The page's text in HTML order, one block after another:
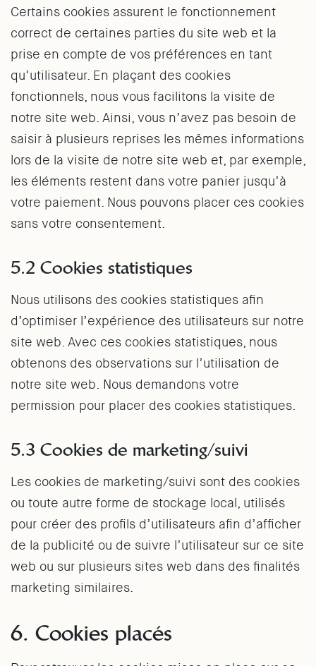
Certains cookies assurent le fonctionnement
correct de certaines parties du site web et la
prise en compte de vos préférences en tant
qu’utilisateur. En plaçant des cookies
fonctionnels, nous vous facilitons la visite de
notre site web. Ainsi, vous n’avez pas besoin de
saisir à plusieurs reprises les mêmes informations
lors de la visite de notre site web et, par exemple,
les éléments restent dans votre panier jusqu’à
votre paiement. Nous pouvons placer ces cookies
sans votre consentement.
5.2 Cookies statistiques
Nous utilisons des cookies statistiques afin
d’optimiser l’expérience des utilisateurs sur notre
site web. Avec ces cookies statistiques, nous
obtenons des observations sur l’utilisation de
notre site web. Nous demandons votre
permission pour placer des cookies statistiques.
5.3 Cookies de marketing/suivi
Les cookies de marketing/suivi sont des cookies
ou toute autre forme de stockage local, utilisés
pour créer des profils d’utilisateurs afin d’afficher
de la publicité ou de suivre l’utilisateur sur ce site
web ou sur plusieurs sites web dans des finalités
marketing similaires.
6. Cookies placés